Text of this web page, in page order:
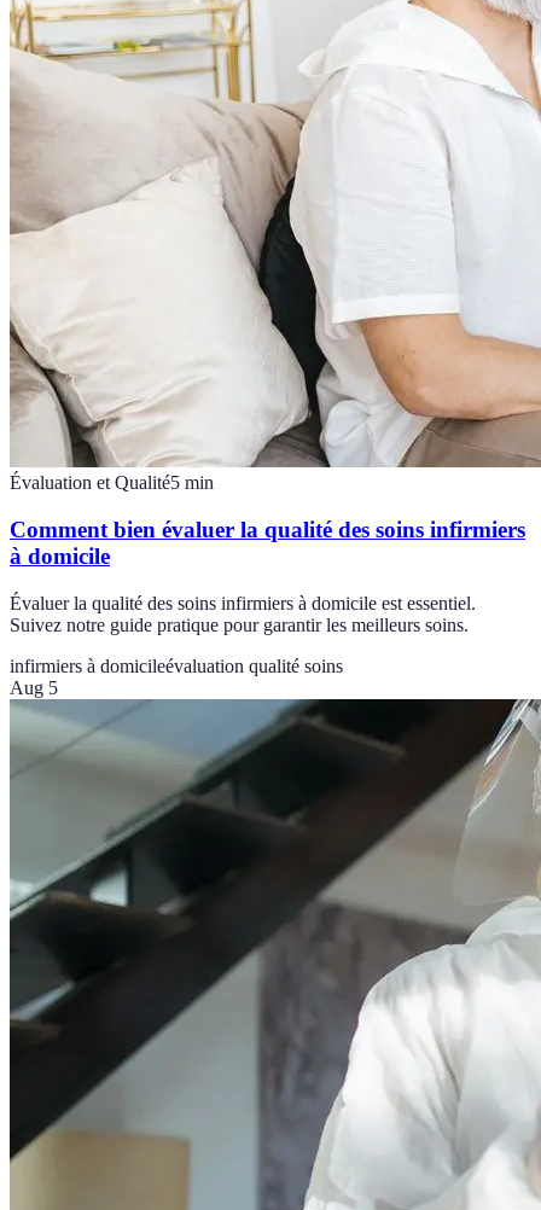
Évaluation et Qualité5 min
Comment bien évaluer la qualité des soins infirmiers
à domicile
Évaluer la qualité des soins infirmiers à domicile est essentiel.
Suivez notre guide pratique pour garantir les meilleurs soins.
infirmiers à domicileévaluation qualité soins
Aug 5